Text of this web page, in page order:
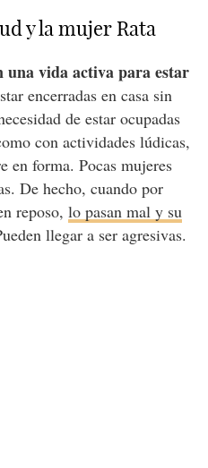
y la mujer Rata
una vida activa para estar
encerradas en casa sin
de estar ocupadas
con actividades lúdicas,
en forma. Pocas mujeres
De hecho, cuando por
reposo, lo pasan mal y su
llegar a ser agresivas.